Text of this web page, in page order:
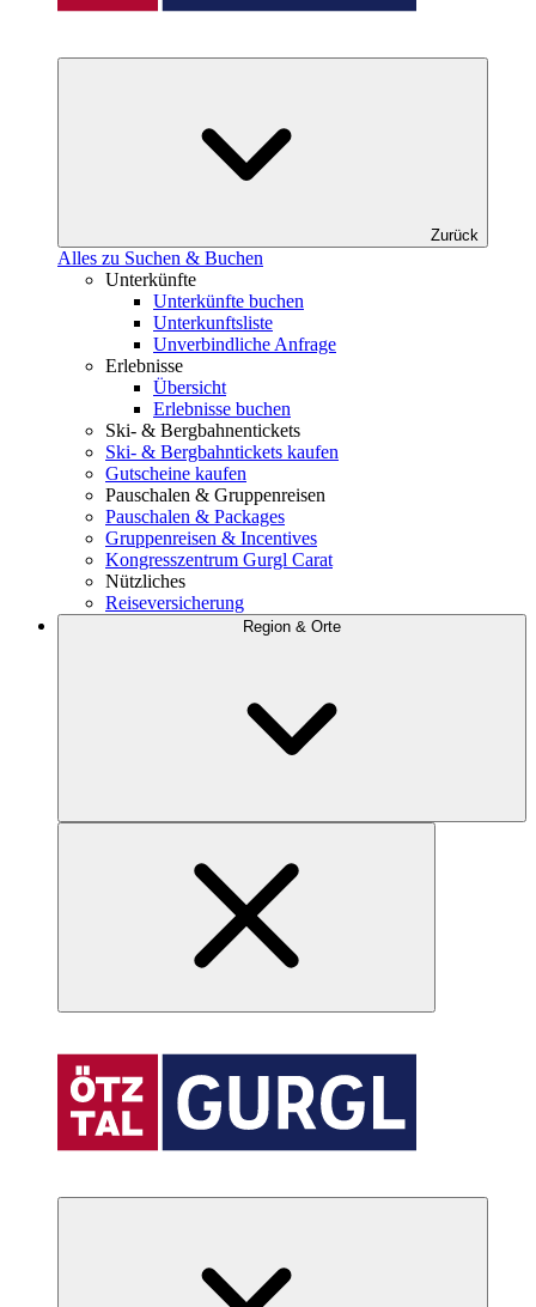
Zurück
Alles zu Suchen & Buchen
Unterkünfte
Unterkünfte buchen
Unterkunftsliste
Unverbindliche Anfrage
Erlebnisse
Übersicht
Erlebnisse buchen
Ski- & Bergbahnentickets
Ski- & Bergbahntickets kaufen
Gutscheine kaufen
Pauschalen & Gruppenreisen
Pauschalen & Packages
Gruppenreisen & Incentives
Kongresszentrum Gurgl Carat
Nützliches
Reiseversicherung
Region & Orte